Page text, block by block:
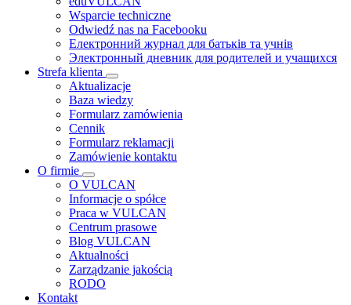
Wsparcie techniczne
Odwiedź nas na Facebooku
Електронний журнал для батьків та учнів
Электронный дневник для родителей и учащихся
Strefa klienta
Aktualizacje
Baza wiedzy
Formularz zamówienia
Cennik
Formularz reklamacji
Zamówienie kontaktu
O firmie
O VULCAN
Informacje o spółce
Praca w VULCAN
Centrum prasowe
Blog VULCAN
Aktualności
Zarządzanie jakością
RODO
Kontakt